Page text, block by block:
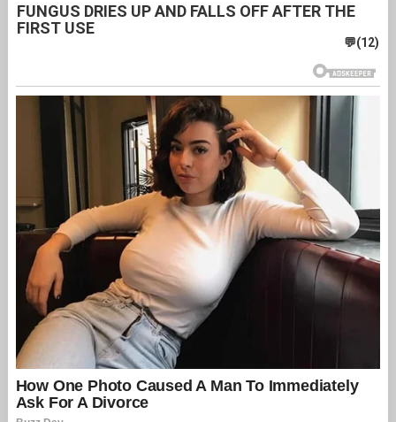
FUNGUS DRIES UP AND FALLS OFF AFTER THE
FIRST USE